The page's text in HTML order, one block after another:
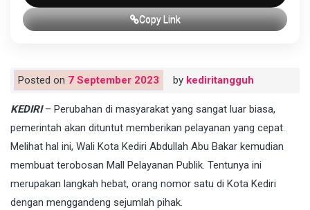
Copy Link
Posted on 7 September 2023 by kediritangguh
KEDIRI– Perubahan di masyarakat yang sangat luar biasa,
pemerintah akan dituntut memberikan pelayanan yang cepat.
Melihat hal ini, Wali Kota Kediri Abdullah Abu Bakar kemudian
membuat terobosan Mall Pelayanan Publik. Tentunya ini
merupakan langkah hebat, orang nomor satu di Kota Kediri
dengan menggandeng sejumlah pihak.